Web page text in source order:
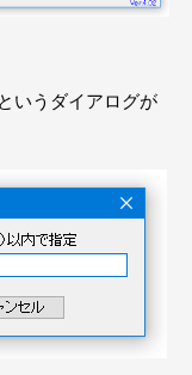
いうダイアログが